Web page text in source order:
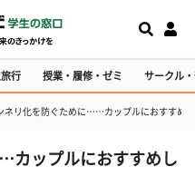
行 授業・履修・ゼミ サークル
ネリ化を防ぐために……カップルにおすすめ
カップルにおすすめし